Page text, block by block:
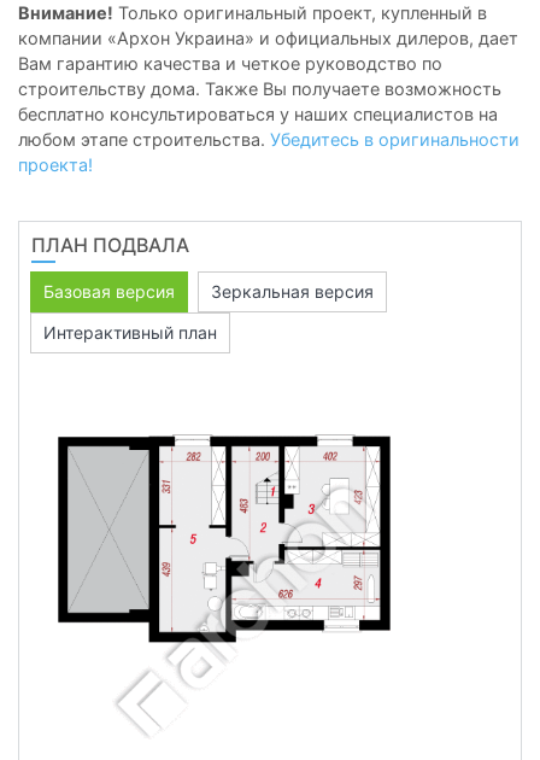
Внимание! Только оригинальный проект, купленный в
компании «Архон Украина» и официальных дилеров, дает
Вам гарантию качества и четкое руководство по
строительству дома. Также Вы получаете возможность
бесплатно консультироваться у наших специалистов на
любом этапе строительства. Убедитесь в оригинальности
проекта!
ПЛАН ПОДВАЛА
Базовая версия
Зеркальная версия
Интерактивный план